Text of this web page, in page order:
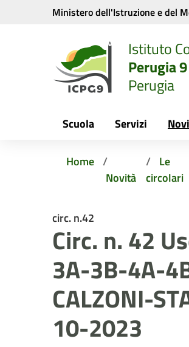
Vai ai contenuti
Vai al menu di navigazione
Ministero dell'Istruzione e del
Istituto
Perugia 9
Perugia
Scuola Servizi
Home
Novità
Le
circolari
circ. n.42
Circ. n. 42
3A-3B-4A-
CALZONI-
10-2023